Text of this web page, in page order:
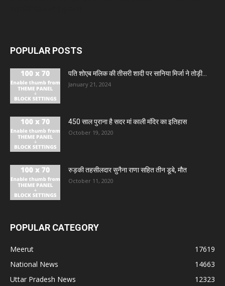
POPULAR POSTS
पति शोएब मलिक की तीसरी शादी पर सानिया मिर्जा ने तोड़ी...
January 21, 2024
450 साल पुराना है सदर मां काली मंदिर का इतिहास
October 19, 2020
रुड़की तहसीलदार सुनैना राणा सहित तीन डूबे, मौत
October 11, 2020
POPULAR CATEGORY
Meerut
17619
National News
14663
Uttar Pradesh News
12323